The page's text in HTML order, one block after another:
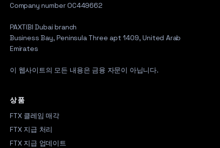
Company number OC449662
PAXTIBI Dubai branch
Business Bay, Peninsula Three apt 1409, United Arab
Emirates
이 웹사이트의 모든 내용은 금융 자문이 아닙니다.
상품
FTX 클레임 매각
FTX 지급 처리
FTX 지급 업데이트